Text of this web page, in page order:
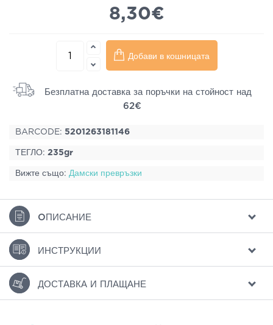
8,30€
Добави в кошницата
Безплатна доставка за поръчки на стойност над
62€
BARCODE: 5201263181146
ТЕГЛО: 235gr
Вижте също: Дамски превръзки
ΟПИСАНИЕ
ИНСТРУКЦИИ
ДОСТАВКА И ПЛАЩАНЕ